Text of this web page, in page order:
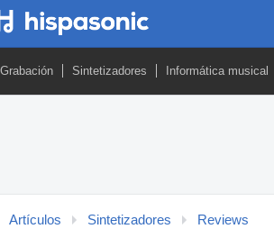
Grabación Sintetizadores Informática musical
Artículos Sintetizadores Reviews